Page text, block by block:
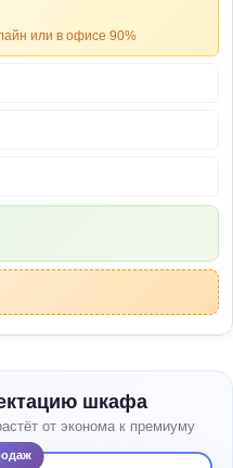
или в офисе 90%
шкафа
от эконома к премиуму